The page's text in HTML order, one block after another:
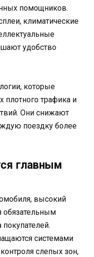
помощников.
климатические
удобство
которые
плотного трафика и
Они снижают
поездку более
главным
высокий
обязательным
системами
слепых зон,